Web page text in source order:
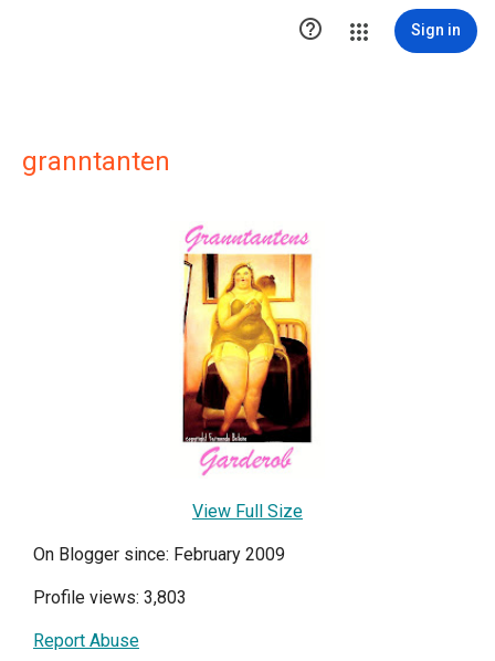
 Sign in
granntanten
View Full Size
On Blogger since: February 2009
Profile views: 3,803
Report Abuse